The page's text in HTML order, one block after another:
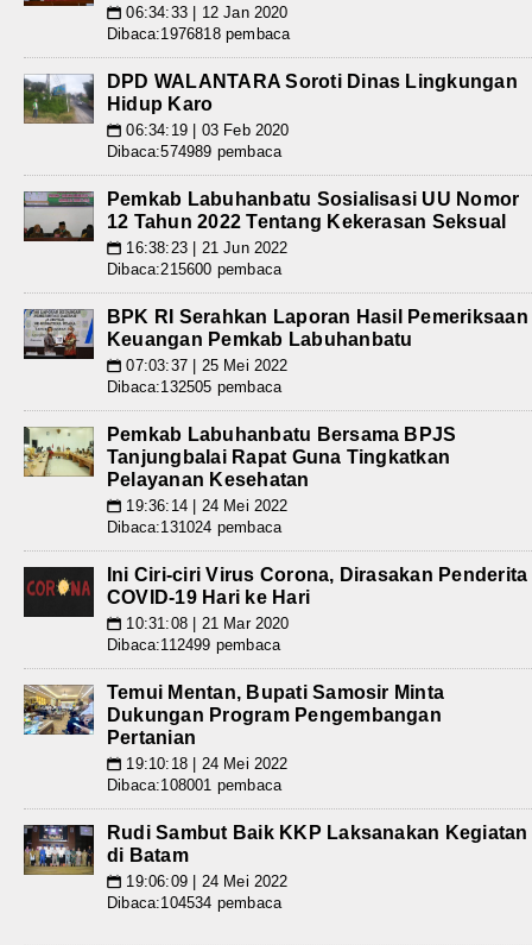
📅 06:34:33 | 12 Jan 2020
Dibaca:1976818 pembaca
DPD WALANTARA Soroti Dinas Lingkungan
Hidup Karo
📅 06:34:19 | 03 Feb 2020
Dibaca:574989 pembaca
Pemkab Labuhanbatu Sosialisasi UU Nomor
12 Tahun 2022 Tentang Kekerasan Seksual
📅 16:38:23 | 21 Jun 2022
Dibaca:215600 pembaca
BPK RI Serahkan Laporan Hasil Pemeriksaan
Keuangan Pemkab Labuhanbatu
📅 07:03:37 | 25 Mei 2022
Dibaca:132505 pembaca
Pemkab Labuhanbatu Bersama BPJS
Tanjungbalai Rapat Guna Tingkatkan
Pelayanan Kesehatan
📅 19:36:14 | 24 Mei 2022
Dibaca:131024 pembaca
Ini Ciri-ciri Virus Corona, Dirasakan Penderita
COVID-19 Hari ke Hari
📅 10:31:08 | 21 Mar 2020
Dibaca:112499 pembaca
Temui Mentan, Bupati Samosir Minta
Dukungan Program Pengembangan
Pertanian
📅 19:10:18 | 24 Mei 2022
Dibaca:108001 pembaca
Rudi Sambut Baik KKP Laksanakan Kegiatan
di Batam
📅 19:06:09 | 24 Mei 2022
Dibaca:104534 pembaca